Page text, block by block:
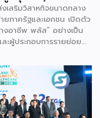
สริมวิสาหกิจขนาดกลาง
ยภาครัฐและเอกชน เปิดตัว
งอาชีพ พลัส” อย่างเป็น
ะผู้ประกอบการรายย่อย
น และการเชื่อมโยงตลาด
สริมความเข้มแข็งให้
นธุ์ รองนายกรัฐมนตรีและ
ธานเปิดโครงการ “ไทย
ณ ห้องบุรฉัตรไชยากร